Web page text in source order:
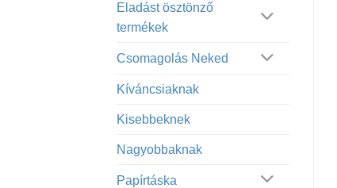
Eladást ösztönző
termékek
Csomagolás Neked
Kíváncsiaknak
Kisebbeknek
Nagyobbaknak
Papírtáska